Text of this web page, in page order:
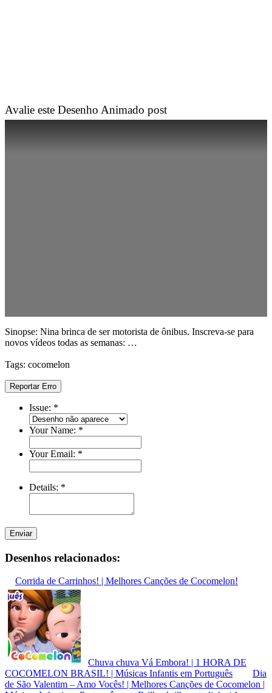
Avalie este Desenho Animado post
Sinopse: Nina brinca de ser motorista de ônibus. Inscreva-se para
novos vídeos todas as semanas: …
Tags: cocomelon
Reportar Erro
Issue: *
Your Name: *
Your Email: *
Details: *
Enviar
Desenhos relacionados:
Corrida de Carrinhos! | Melhores Canções de Cocomelon!
Chuva chuva Vá Embora! | 1 HORA DE
COCOMELON BRASIL! | Músicas Infantis em Português
Dia
de São Valentim – Amo Vocês! | Melhores Canções de Cocomelon |